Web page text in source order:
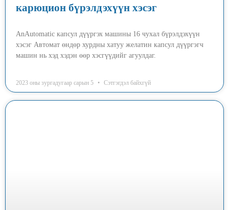
карюцион бүрэлдэхүүн хэсэг
AnAutomatic капсул дүүргэх машины 16 чухал бүрэлдэхүүн
хэсэг Автомат өндөр хурдны хатуу желатин капсул дүүргэгч
машин нь хэд хэдэн өөр хэсгүүдийг агуулдаг.
2023 оны зургадугаар сарын 5 Сэтгэгдэл байхгүй